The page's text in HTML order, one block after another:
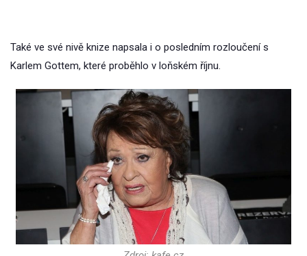
Také ve své nivě knize napsala i o posledním rozloučení s
Karlem Gottem, které proběhlo v loňském říjnu.